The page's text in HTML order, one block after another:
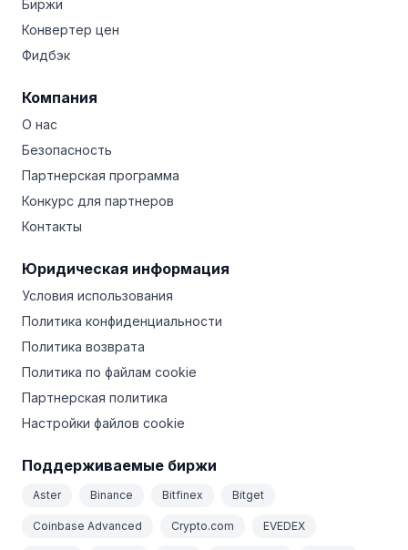
Биржи
Конвертер цен
Фидбэк
Компания
О нас
Безопасность
Партнерская программа
Конкурс для партнеров
Контакты
Юридическая информация
Условия использования
Политика конфиденциальности
Политика возврата
Политика по файлам cookie
Партнерская политика
Настройки файлов cookie
Поддерживаемые биржи
Aster Binance Bitfinex Bitget
Coinbase Advanced Crypto.com EVEDEX